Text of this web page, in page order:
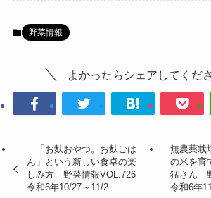
野菜情報
よかったらシェアしてくだ
「お麩おやつ。お麩ごは
ん」という新しい食卓の楽
しみ方 野菜情報VOL.726
令和6年10/27～11/2
無農薬栽
の米を育
猛さん
令和6年